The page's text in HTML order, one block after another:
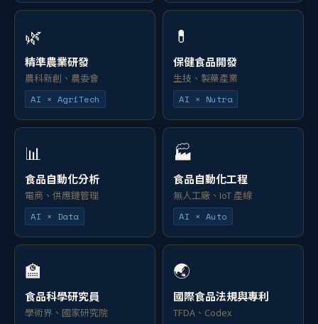
🌿
精準農業研發
農科新創、農委會
AI × AgriTech
💊
保健食品開發
生技、製藥產業
AI × Nutra
📊
食品自動化分析
電商、供應鏈管理
AI × Data
🏭
食品自動化工程
無人工廠、IoT 產線
AI × Auto
🏫
食品科學研究員
學術界、國家研究院
🌏
國際食品法規與專利
TFDA、Codex